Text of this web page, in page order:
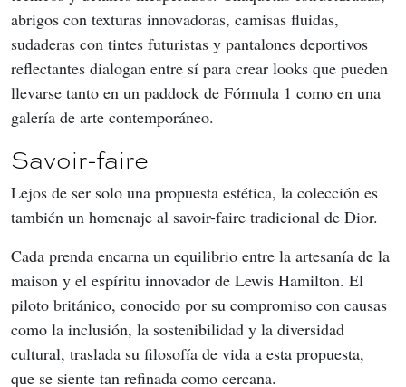
abrigos con texturas innovadoras, camisas fluidas,
sudaderas con tintes futuristas y pantalones deportivos
reflectantes dialogan entre sí para crear looks que pueden
llevarse tanto en un paddock de Fórmula 1 como en una
galería de arte contemporáneo.
Savoir-faire
Lejos de ser solo una propuesta estética, la colección es
también un homenaje al savoir-faire tradicional de Dior.
Cada prenda encarna un equilibrio entre la artesanía de la
maison y el espíritu innovador de Lewis Hamilton. El
piloto británico, conocido por su compromiso con causas
como la inclusión, la sostenibilidad y la diversidad
cultural, traslada su filosofía de vida a esta propuesta,
que se siente tan refinada como cercana.